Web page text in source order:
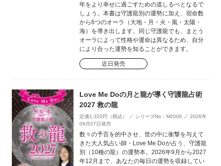
年をより幸せに過ごすための道しるべとなるで
しょう。本書は守護龍別の運勢に加え、宿命数
から6つのオーラ（大地・月・火・風・太陽・
海）を導き出します。同じ守護龍でも、まとう
オーラによって性格や運命は異なるため、自分
により合った運勢を知ることができます。
近日発売
Love Me Doの月と龍が導く守護龍占術
2027 救の龍
定価1,320円（税込） ／ シリーズNo：M2006 ／ 2026年
09月07日発売
数々の予言を的中させ、世の中に衝撃を与えて
きた大人気占い師・Love Me Doが占う、守護龍
別（10種の龍）の運勢本。2026年9月から2027
年12月まで、あなたの毎日の運勢を収録してい